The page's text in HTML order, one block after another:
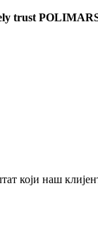
trust
који наш